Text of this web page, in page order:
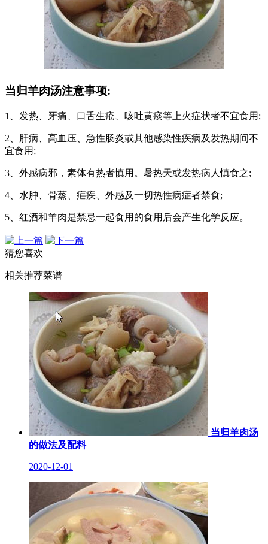
当归羊肉汤注意事项:
1、发热、牙痛、口舌生疮、咳吐黄痰等上火症状者不宜食用;
2、肝病、高血压、急性肠炎或其他感染性疾病及发热期间不
宜食用;
3、外感病邪，素体有热者慎用。暑热天或发热病人慎食之;
4、水肿、骨蒸、疟疾、外感及一切热性病症者禁食;
5、红酒和羊肉是禁忌一起食用的食用后会产生化学反应。
猜您喜欢
相关推荐菜谱
当归羊肉汤
的做法及配料
2020-12-01